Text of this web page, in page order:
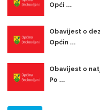
Opći ...
Obavijest o
Općin ...
Obavijest o
Po ...